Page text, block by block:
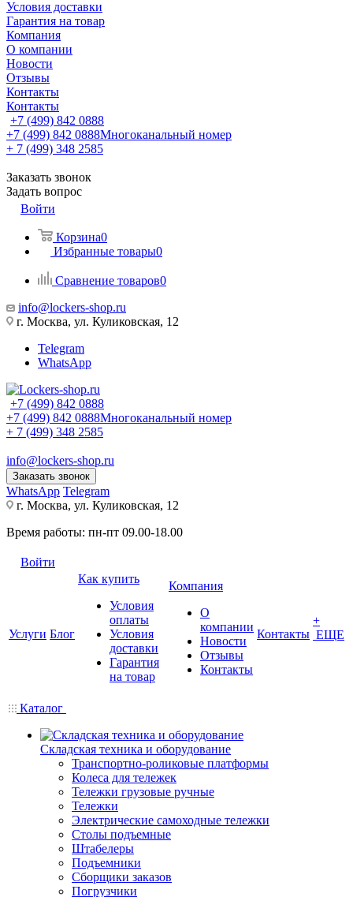
Условия доставки
Гарантия на товар
Компания
О компании
Новости
Отзывы
Контакты
Контакты
+7 (499) 842 0888
+7 (499) 842 0888Многоканальный номер
+ 7 (499) 348 2585
Заказать звонок
Задать вопрос
Войти
Корзина0
Избранные товары0
Сравнение товаров0
info@lockers-shop.ru
г. Москва, ул. Куликовская, 12
Telegram
WhatsApp
+7 (499) 842 0888
+7 (499) 842 0888Многоканальный номер
+ 7 (499) 348 2585
info@lockers-shop.ru
Заказать звонок
WhatsApp Telegram
г. Москва, ул. Куликовская, 12
Время работы: пн-пт 09.00-18.00
Войти
Услуги Блог
Как купить
Условия
оплаты
Условия
доставки
Гарантия
на товар
Компания
О
компании
Новости
Отзывы
Контакты
Контакты
+
ЕЩЕ
Каталог
Складская техника и оборудование
Транспортно-роликовые платформы
Колеса для тележек
Тележки грузовые ручные
Тележки
Электрические самоходные тележки
Столы подъемные
Штабелеры
Подъемники
Сборщики заказов
Погрузчики